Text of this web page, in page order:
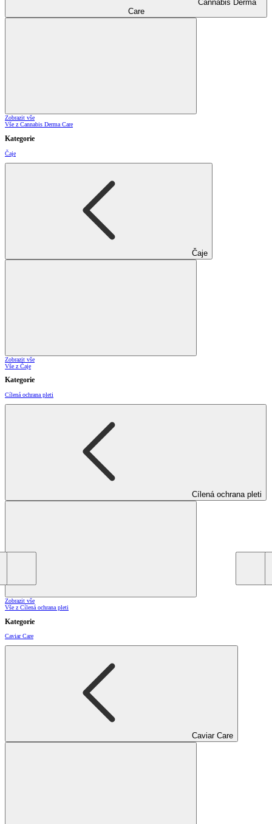
Cannabis Derma
Care
Zobrazit vše
Vše z Cannabis Derma Care
Kategorie
Čaje
Čaje
Zobrazit vše
Vše z Čaje
Kategorie
Cílená ochrana pleti
Cílená ochrana pleti
Zobrazit vše
Vše z Cílená ochrana pleti
Kategorie
Caviar Care
Caviar Care